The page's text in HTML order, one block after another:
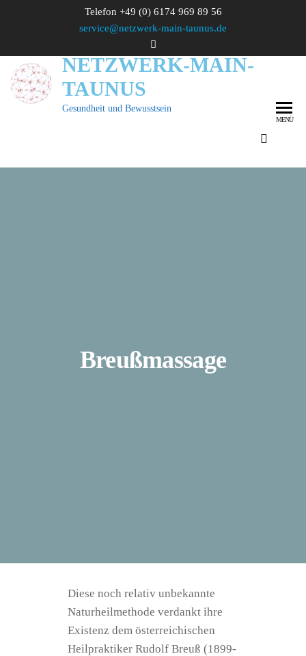
Telefon +49 (0) 6174 969 89 56
service@netzwerk-main-taunus.de
NETZWERK-MAIN-
TAUNUS
Gesundheit und Bewusstsein
MENÜ
Breußmassage
Diese noch relativ unbekannte
Naturheilmethode verdankt ihre
Existenz dem österreichischen
Heilpraktiker Rudolf Breuß (1899-